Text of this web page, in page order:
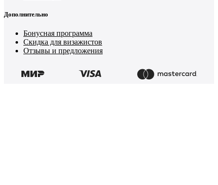
Дополнительно
Бонусная программа
Скидка для визажистов
Отзывы и предложения